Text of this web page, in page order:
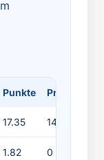
Punkte Protein
17.35 140
1.82 0